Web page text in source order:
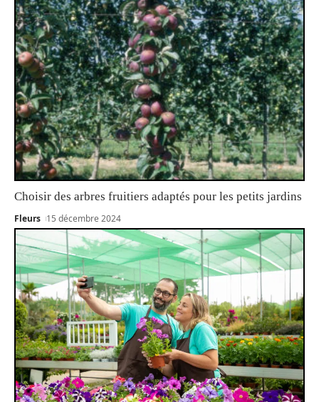
Choisir des arbres fruitiers adaptés pour les petits jardins
Fleurs 15 décembre 2024